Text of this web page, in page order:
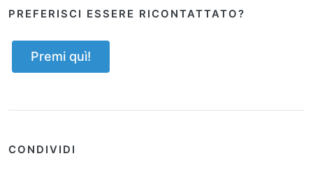
PREFERISCI ESSERE RICONTATTATO?
Premi quì!
CONDIVIDI